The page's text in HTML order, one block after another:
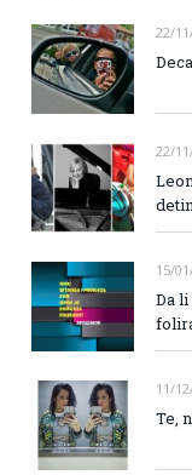
22/
22/
15/
Da
11/
Te,